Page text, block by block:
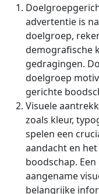
advertentie is
doelgroep,
demografische
gedragingen.
doelgroep
gerichte
Visuele
zoals kleur,
spelen een
aandacht en
boodschap.
aangename
belangrijke